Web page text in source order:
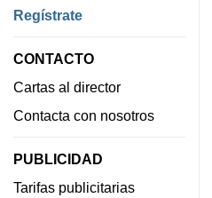
Regístrate
CONTACTO
Cartas al director
Contacta con nosotros
PUBLICIDAD
Tarifas publicitarias